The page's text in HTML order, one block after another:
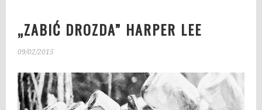
„ZABIĆ DROZDA” HARPER LEE
09/02/2015